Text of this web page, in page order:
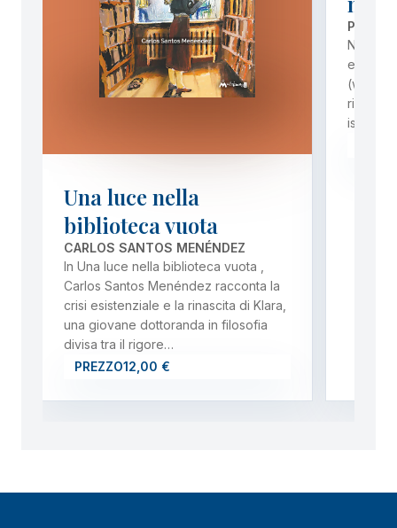
Una luce nella
biblioteca vuota
CARLOS SANTOS MENÉNDEZ
In Una luce nella biblioteca vuota ,
Carlos Santos Menéndez racconta la
crisi esistenziale e la rinascita di Klara,
una giovane dottoranda in filosofia
divisa tra il rigore…
PREZZO12,00 €
ricerca